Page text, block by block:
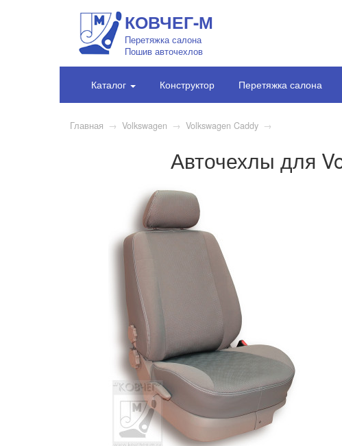
КОВЧЕГ-М
Перетяжка салона
Пошив авточехлов
Каталог Конструктор Перетяжка салона
Главная → Volkswagen → Volkswagen Caddy →
Авточехлы для